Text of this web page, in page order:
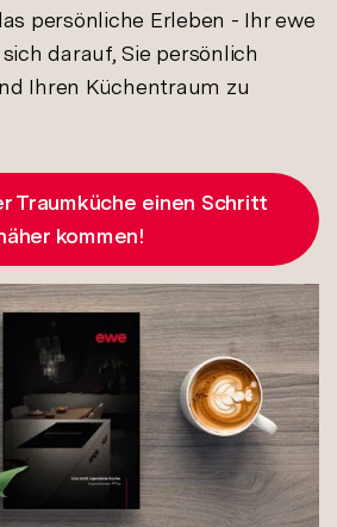
persönliche Erleben - Ihr ewe
darauf, Sie persönlich
Ihren Küchentraum zu
Traumküche einen Schritt
kommen!